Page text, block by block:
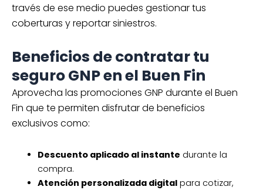
través de ese medio puedes gestionar tus
coberturas y reportar siniestros.
Beneficios de contratar tu
seguro GNP en el Buen Fin
Aprovecha las promociones GNP durante el Buen
Fin que te permiten disfrutar de beneficios
exclusivos como:
Descuento aplicado al instante durante la
compra.
Atención personalizada digitalpara cotizar,